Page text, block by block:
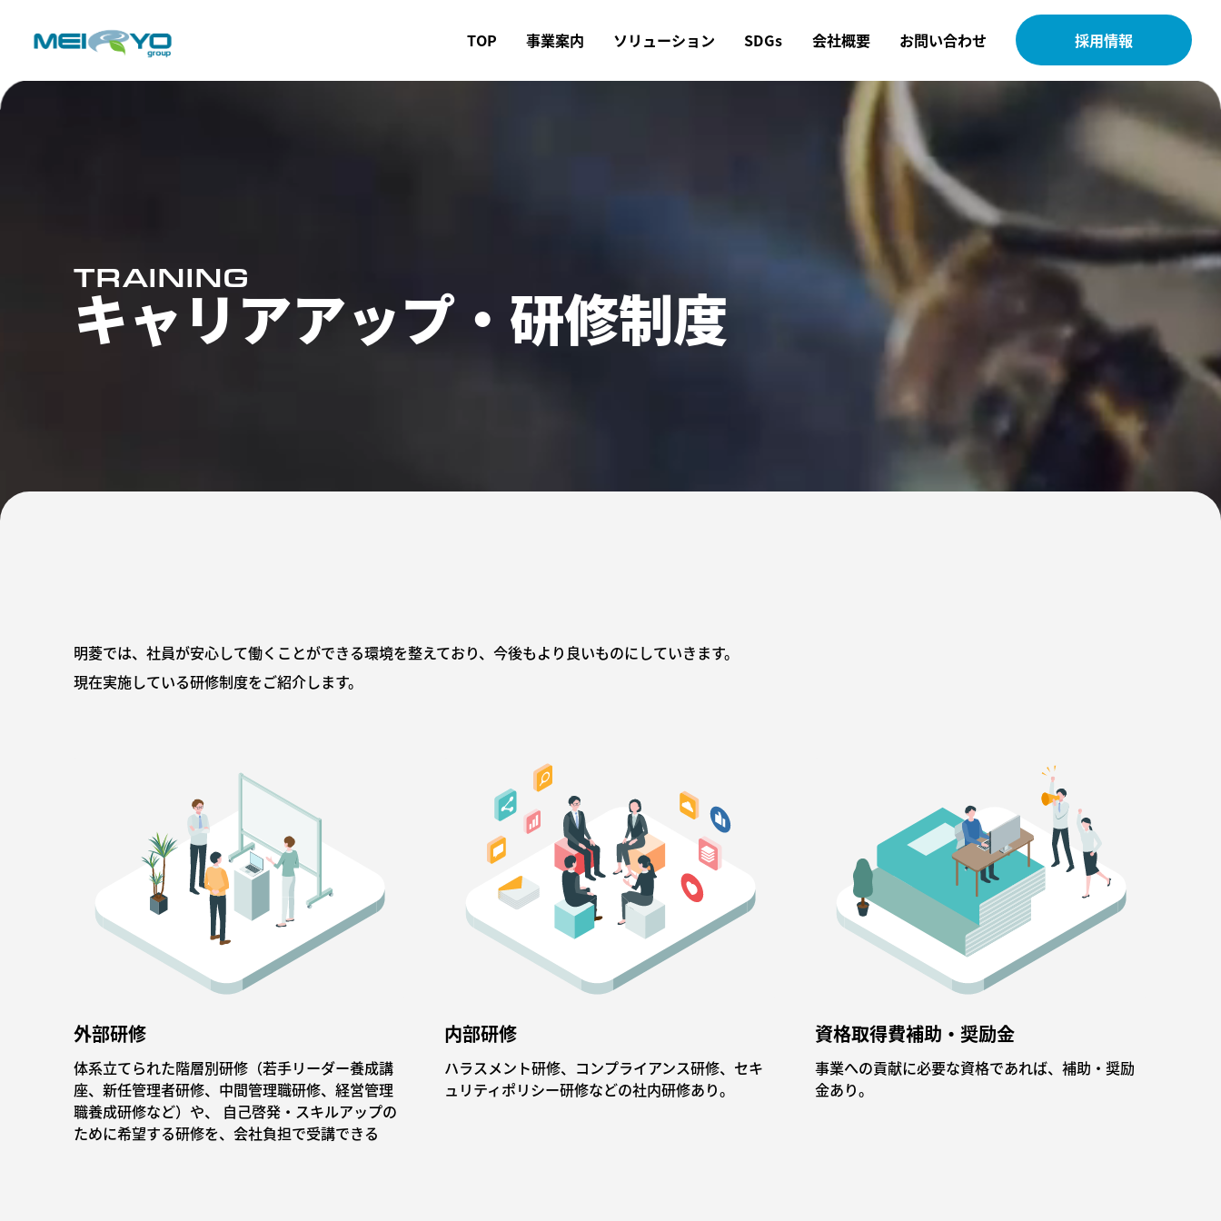
TOP 事業案内 ソリューション SDGs 会社概要 お問い合わせ 採用情報
TRAINING
キャリアアップ・研修制度
明菱では、社員が安心して働くことができる環境を整えており、今後もより良いものにしていきます。
現在実施している研修制度をご紹介します。
外部研修
体系立てられた階層別研修（若手リーダー養成講
座、新任管理者研修、中間管理職研修、経営管理
職養成研修など）や、 自己啓発・スキルアップの
ために希望する研修を、会社負担で受講できる
内部研修
ハラスメント研修、コンプライアンス研修、セキ
ュリティポリシー研修などの社内研修あり。
資格取得費補助・奨励金
事業への貢献に必要な資格であれば、補助・奨励
金あり。